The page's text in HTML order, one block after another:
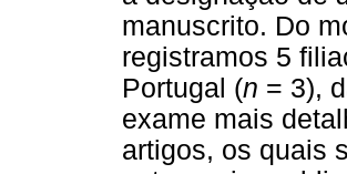
manuscrito. Do
registramos 5
Portugal (n = 3),
exame mais
artigos, os quais